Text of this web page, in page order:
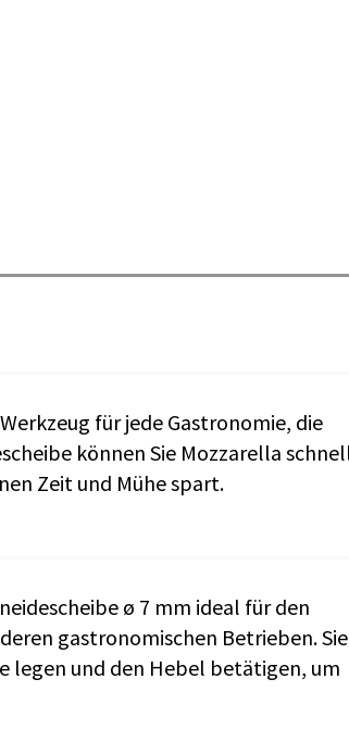
für jede Gastronomie, die
können Sie Mozzarella
Zeit und Mühe spart.
ø 7 mm ideal für den
gastronomischen Betrieben. Sie
legen und den Hebel betätigen, um